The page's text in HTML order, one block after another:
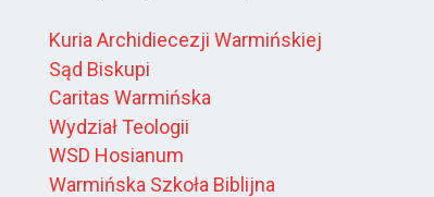
Kuria Archidiecezji Warmińskiej
Sąd Biskupi
Caritas Warmińska
Wydział Teologii
WSD Hosianum
Warmińska Szkoła Biblijna